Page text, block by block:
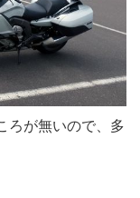
ろが無いので、多